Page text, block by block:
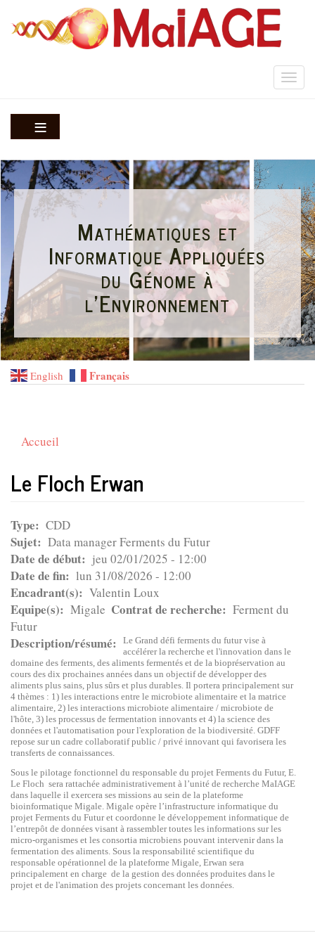
au
contenu
Mathématiques et
Informatique Appliquées
du Génome à
l'Environnement
English Français
Accueil
Le Floch Erwan
Type CDD
Sujet Data manager Ferments du Futur
Date de début jeu 02/01/2025 - 12:00
Date de fin lun 31/08/2026 - 12:00
Encadrant(s) Valentin Loux
Equipe(s) Migale Contrat de recherche
Ferment du
Futur
Description/résumé
Le Grand défi ferments du futur vise à
accélérer la recherche et l'innovation dans le
domaine des ferments, des aliments fermentés et de la biopréservation au
cours des dix prochaines années dans un objectif de développer des
aliments plus sains, plus sûrs et plus durables. Il portera principalement sur
4 thèmes : 1) les interactions entre le microbiote alimentaire et la matrice
alimentaire, 2) les interactions microbiote alimentaire / microbiote de
l'hôte, 3) les processus de fermentation innovants et 4) la science des
données et l'automatisation pour l'exploration de la biodiversité. GDFF
repose sur un cadre collaboratif public / privé innovant qui favorisera les
transferts de connaissances.
Sous le pilotage fonctionnel du responsable du projet Ferments du Futur, E.
Le Floch sera rattachée administrativement à l’unité de recherche MaIAGE
dans laquelle il exercera ses missions au sein de la plateforme
bioinformatique Migale. Migale opère l’infrastructure informatique du
projet Ferments du Futur et coordonne le développement informatique de
l’entrepôt de données visant à rassembler toutes les informations sur les
micro-organismes et les consortia microbiens pouvant intervenir dans la
fermentation des aliments. Sous la responsabilité scientifique du
responsable opérationnel de la plateforme Migale, Erwan sera
principalement en charge de la gestion des données produites dans le
projet et de l'animation des projets concernant les données.